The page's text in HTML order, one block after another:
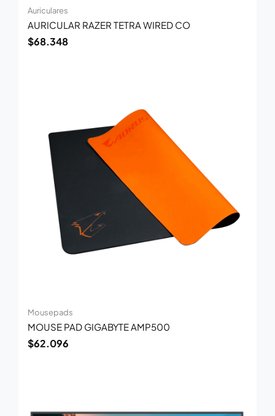
Auriculares
AURICULAR RAZER TETRA WIRED CO
$68.348
Mousepads
MOUSE PAD GIGABYTE AMP500
$62.096